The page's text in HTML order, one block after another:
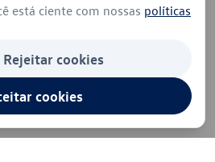
está ciente com nossas políticas
Rejeitar cookies
cookies